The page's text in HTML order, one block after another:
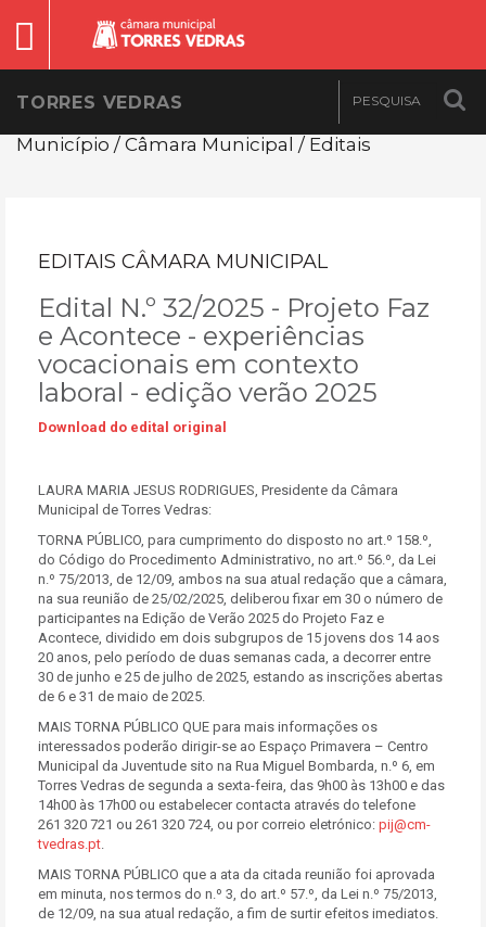
TORRES VEDRAS
Município / Câmara Municipal / Editais
EDITAIS CÂMARA MUNICIPAL
Edital N.º 32/2025 - Projeto Faz
e Acontece - experiências
vocacionais em contexto
laboral - edição verão 2025
Download do edital original
LAURA MARIA JESUS RODRIGUES, Presidente da Câmara
Municipal de Torres Vedras:
TORNA PÚBLICO, para cumprimento do disposto no art.º 158.º,
do Código do Procedimento Administrativo, no art.º 56.º, da Lei
n.º 75/2013, de 12/09, ambos na sua atual redação que a câmara,
na sua reunião de 25/02/2025, deliberou fixar em 30 o número de
participantes na Edição de Verão 2025 do Projeto Faz e
Acontece, dividido em dois subgrupos de 15 jovens dos 14 aos
20 anos, pelo período de duas semanas cada, a decorrer entre
30 de junho e 25 de julho de 2025, estando as inscrições abertas
de 6 e 31 de maio de 2025.
MAIS TORNA PÚBLICO QUE para mais informações os
interessados poderão dirigir-se ao Espaço Primavera – Centro
Municipal da Juventude sito na Rua Miguel Bombarda, n.º 6, em
Torres Vedras de segunda a sexta-feira, das 9h00 às 13h00 e das
14h00 às 17h00 ou estabelecer contacta através do telefone
261 320 721 ou 261 320 724, ou por correio eletrónico: pij@cm-
tvedras.pt.
MAIS TORNA PÚBLICO que a ata da citada reunião foi aprovada
em minuta, nos termos do n.º 3, do art.º 57.º, da Lei n.º 75/2013,
de 12/09, na sua atual redação, a fim de surtir efeitos imediatos.